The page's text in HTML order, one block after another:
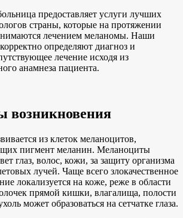
предоставляет услуги лучших
страны, которые на протяжении
лечением меланомы. Наши
определяют диагноз и
лечение исходя из
анамнеза пациента.
возникновения
из клеток меланоцитов,
пигмент меланин. Меланоциты
глаз, волос, кожи, за защиту организма
лучей. Чаще всего злокачественное
локализуется на коже, реже в области
прямой кишки, влагалища, полости
может образоваться на сетчатке глаза.